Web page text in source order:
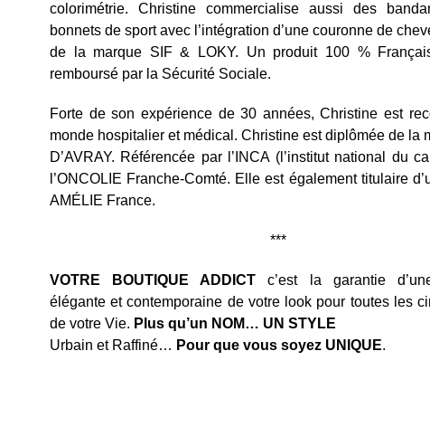
colorimétrie. Christine commercialise aussi des
bonnets de sport avec l’intégration d’une couronne de
de la marque SIF & LOKY. Un produit 100 %
remboursé par la Sécurité Sociale.
Forte de son expérience de 30 années, Christine est
monde hospitalier et médical. Christine est diplômée de la
D’AVRAY. Référencée par l’INCA (l’institut national du
l’ONCOLIE Franche-Comté. Elle est également titulaire
AMÉLIE France.
***
VOTRE BOUTIQUE ADDICT c’est la garantie
élégante et contemporaine de votre look pour toutes les
de votre Vie. Plus qu’un NOM… UN STYLE
Urbain et Raffiné… Pour que vous soyez UNIQUE.